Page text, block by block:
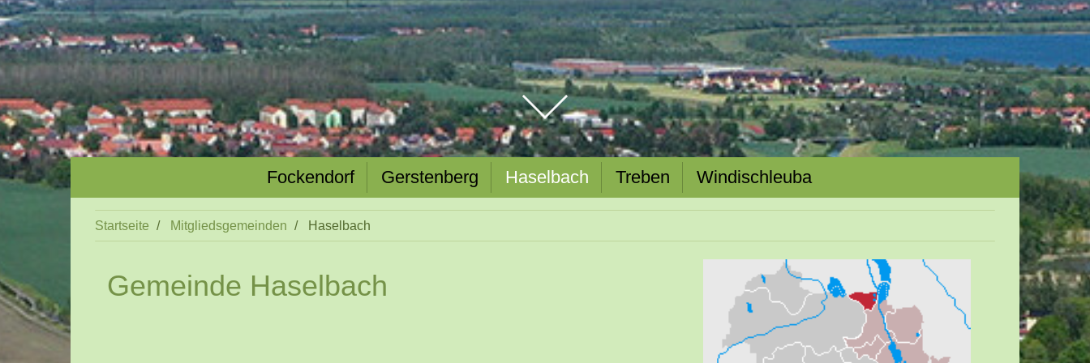
Fockendorf Gerstenberg Haselbach Treben Windischleuba
Startseite Mitgliedsgemeinden Haselbach
Gemeinde Haselbach